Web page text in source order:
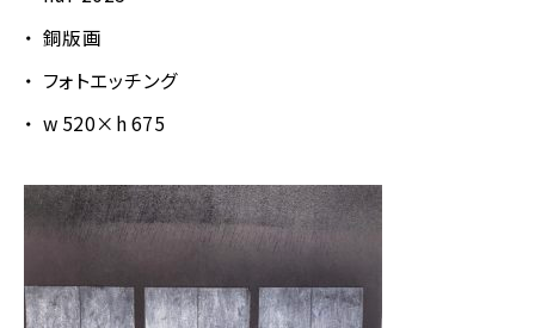
銅版画
フォトエッチング
w 520×h 675